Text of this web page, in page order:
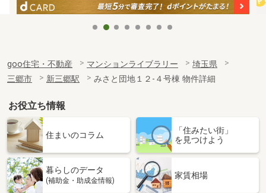
goo住宅・不動産 マンションライブラリー
埼玉県
三郷市
新三郷駅 みさと団地１２-４号棟 物件詳細
お役立ち情報
住まいのコラム
「住みたい街」
を見つけよう
暮らしのデータ
(補助金・助成金情報)
家賃相場